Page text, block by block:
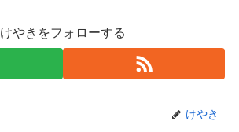
けやきをフォローする
けやき